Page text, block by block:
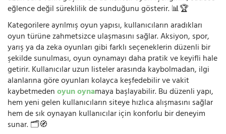
eğlence değil süreklilik de sunduğunu gösterir. 📊🏆
Kategorilere ayrılmış oyun yapısı, kullanıcıların aradıkları
oyun türüne zahmetsizce ulaşmasını sağlar. Aksiyon, spor,
yarış ya da zeka oyunları gibi farklı seçeneklerin düzenli bir
şekilde sunulması, oyun oynamayı daha pratik ve keyifli hale
getirir. Kullanıcılar uzun listeler arasında kaybolmadan, ilgi
alanlarına göre oyunları kolayca keşfedebilir ve vakit
kaybetmedenoyun oynamaya başlayabilir. Bu düzenli yapı,
hem yeni gelen kullanıcıların siteye hızlıca alışmasını sağlar
hem de sık oynayan kullanıcılar için konforlu bir deneyim
sunar. 🗂️🧭